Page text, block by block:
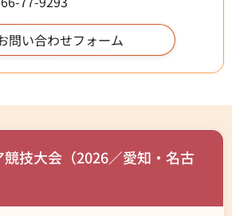
技大会（2026／愛知・名古